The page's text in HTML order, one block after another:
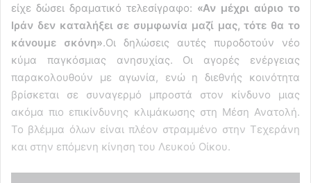
είχε δώσει δραματικό τελεσίγραφο: «Αν μέχρι αύριο το
Ιράν δεν καταλήξει σε συμφωνία μαζί μας, τότε θα το
κάνουμε σκόνη».Οι δηλώσεις αυτές πυροδοτούν νέο
κύμα παγκόσμιας ανησυχίας. Οι αγορές ενέργειας
παρακολουθούν με αγωνία, ενώ η διεθνής κοινότητα
βρίσκεται σε συναγερμό μπροστά στον κίνδυνο μιας
ακόμα πιο επικίνδυνης κλιμάκωσης στη Μέση Ανατολή.
Το βλέμμα όλων είναι πλέον στραμμένο στην Τεχεράνη
και στην επόμενη κίνηση του Λευκού Οίκου.